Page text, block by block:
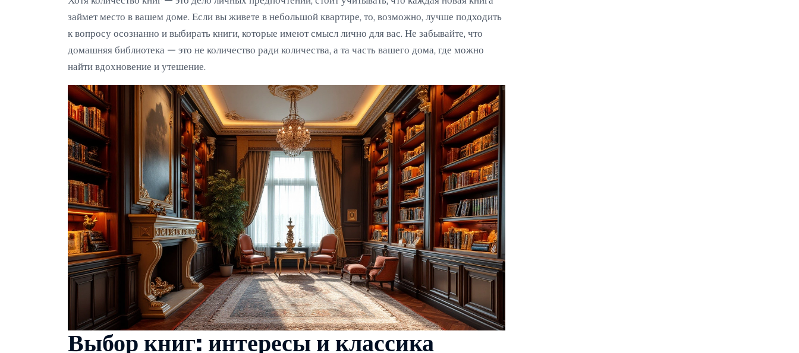
займет место в вашем доме. Если вы живете в небольшой квартире, то, возможно, лучше подходить
к вопросу осознанно и выбирать книги, которые имеют смысл лично для вас. Не забывайте, что
домашняя библиотека — это не количество ради количества, а та часть вашего дома, где можно
найти вдохновение и утешение.
Выбор книг: интересы и классика